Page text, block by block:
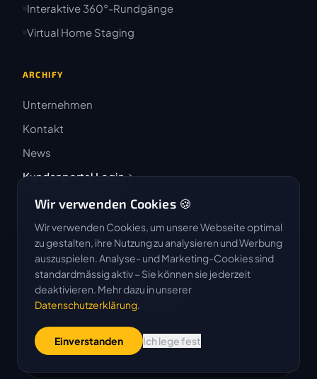
Interaktive 360°-Rundgänge
Virtual Home Staging
ARCHIFY
Unternehmen
Kontakt
News
Kundenportal Login
4.9 / 5
★★★★★
Basierend auf 50 Bewertungen
Google
Wir verwenden Cookies 🍪
Wir verwenden Cookies, um unsere Webseite optimal
zu gestalten, ihre Nutzung zu analysieren und Werbung
auszuspielen. Analyse- und Marketing-Cookies sind
standardmässig aktiv – Sie können sie jederzeit
deaktivieren. Mehr dazu in unserer
Datenschutzerklärung.
Einverstanden Ich lege fest